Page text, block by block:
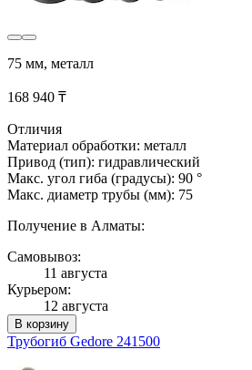
75 мм, металл
168 940 ₸
Отличия
Материал обработки: металл
Привод (тип): гидравлический
Макс. угол гиба (градусы): 90 °
Макс. диаметр трубы (мм): 75
Получение в Алматы:
Самовывоз:
11 августа
Курьером:
12 августа
В корзину
Трубогиб Gedore 241500